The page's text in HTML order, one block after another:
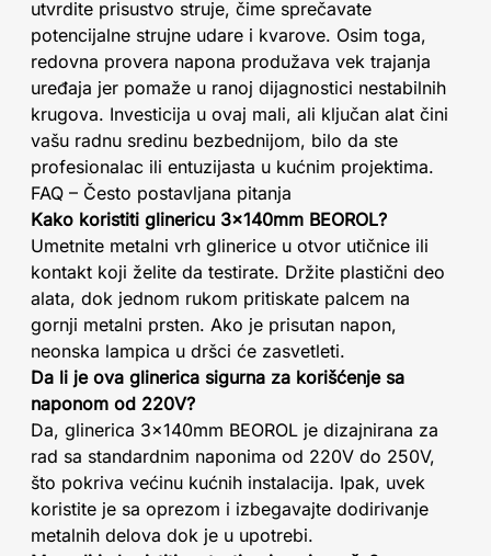
utvrdite prisustvo struje, čime sprečavate
potencijalne strujne udare i kvarove. Osim toga,
redovna provera napona produžava vek trajanja
uređaja jer pomaže u ranoj dijagnostici nestabilnih
krugova. Investicija u ovaj mali, ali ključan alat čini
vašu radnu sredinu bezbednijom, bilo da ste
profesionalac ili entuzijasta u kućnim projektima.
FAQ – Često postavljana pitanja
Kako koristiti glinericu 3x140mm BEOROL?
Umetnite metalni vrh glinerice u otvor utičnice ili
kontakt koji želite da testirate. Držite plastični deo
alata, dok jednom rukom pritiskate palcem na
gornji metalni prsten. Ako je prisutan napon,
neonska lampica u dršci će zasvetleti.
Da li je ova glinerica sigurna za korišćenje sa
naponom od 220V?
Da, glinerica 3x140mm BEOROL je dizajnirana za
rad sa standardnim naponima od 220V do 250V,
što pokriva većinu kućnih instalacija. Ipak, uvek
koristite je sa oprezom i izbegavajte dodirivanje
metalnih delova dok je u upotrebi.